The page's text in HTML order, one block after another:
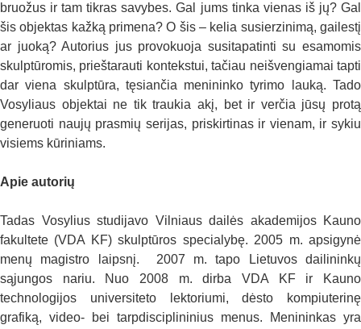
bruožus ir tam tikras savybes. Gal jums tinka vienas iš jų? Gal
šis objektas kažką primena? O šis – kelia susierzinimą, gailestį
ar juoką? Autorius jus provokuoja susitapatinti su esamomis
skulptūromis, prieštarauti kontekstui, tačiau neišvengiamai tapti
dar viena skulptūra, tęsiančia menininko tyrimo lauką. Tado
Vosyliaus objektai ne tik traukia akį, bet ir verčia jūsų protą
generuoti naujų prasmių serijas, priskirtinas ir vienam, ir sykiu
visiems kūriniams.
Apie autorių
Tadas Vosylius studijavo Vilniaus dailės akademijos Kauno
fakultete (VDA KF) skulptūros specialybę. 2005 m. apsigynė
menų magistro laipsnį. 2007 m. tapo Lietuvos dailininkų
sąjungos nariu. Nuo 2008 m. dirba VDA KF ir Kauno
technologijos universiteto lektoriumi, dėsto kompiuterinę
grafiką, video- bei tarpdisciplininius menus. Menininkas yra